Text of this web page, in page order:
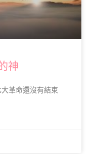
神
革命還沒有結束